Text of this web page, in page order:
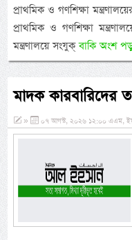
প্রাথমিক ও গণশিক্ষা
প্রাথমিক ও গণশিক্ষা
মন্ত্রণালয়ে সংযুক্বাকি অংশ
মাদক কারবারিদের
» ০৭ আগস্ট, ২০২৬ ১২:০০ এএম,